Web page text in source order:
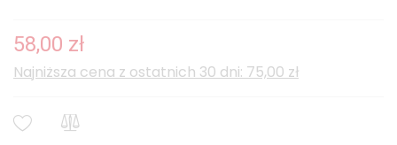
58,00 zł
Najniższa cena z ostatnich 30 dni: 75,00 zł